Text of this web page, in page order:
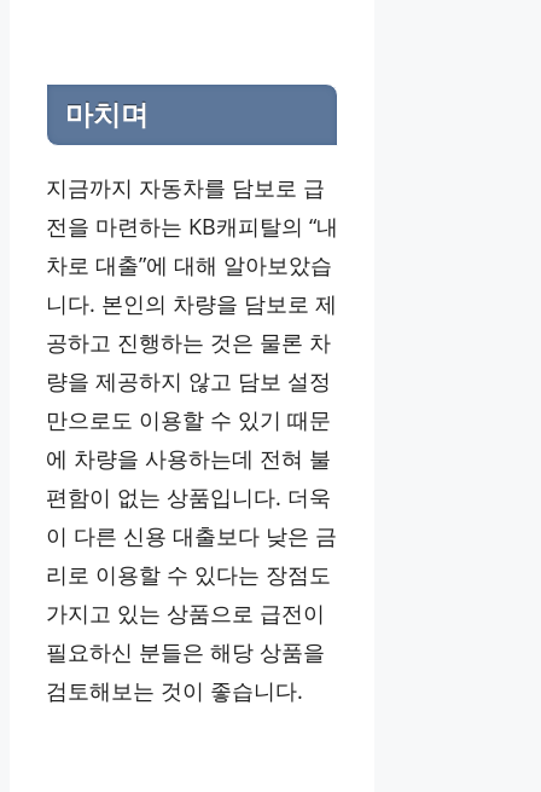
마치며
지금까지 자동차를 담보로 급
전을 마련하는 KB캐피탈의 “내
차로 대출”에 대해 알아보았습
니다. 본인의 차량을 담보로 제
공하고 진행하는 것은 물론 차
량을 제공하지 않고 담보 설정
만으로도 이용할 수 있기 때문
에 차량을 사용하는데 전혀 불
편함이 없는 상품입니다. 더욱
이 다른 신용 대출보다 낮은 금
리로 이용할 수 있다는 장점도
가지고 있는 상품으로 급전이
필요하신 분들은 해당 상품을
검토해보는 것이 좋습니다.